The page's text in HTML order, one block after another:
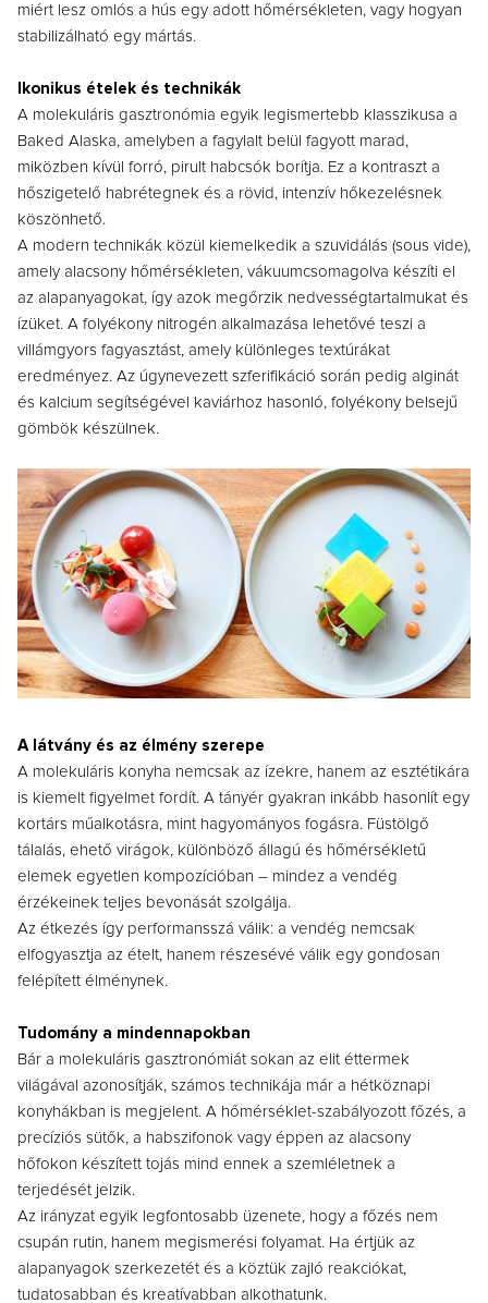
miért lesz omlós a hús egy adott hőmérsékleten, vagy hogyan
stabilizálható egy mártás.
Ikonikus ételek és technikák
A molekuláris gasztronómia egyik legismertebb klasszikusa a
Baked Alaska, amelyben a fagylalt belül fagyott marad,
miközben kívül forró, pirult habcsók borítja. Ez a kontraszt a
hőszigetelő habrétegnek és a rövid, intenzív hőkezelésnek
köszönhető.
A modern technikák közül kiemelkedik a szuvidálás (sous vide),
amely alacsony hőmérsékleten, vákuumcsomagolva készíti el
az alapanyagokat, így azok megőrzik nedvességtartalmukat és
ízüket. A folyékony nitrogén alkalmazása lehetővé teszi a
villámgyors fagyasztást, amely különleges textúrákat
eredményez. Az úgynevezett szferifikáció során pedig alginát
és kalcium segítségével kaviárhoz hasonló, folyékony belsejű
gömbök készülnek.
A látvány és az élmény szerepe
A molekuláris konyha nemcsak az ízekre, hanem az esztétikára
is kiemelt figyelmet fordít. A tányér gyakran inkább hasonlít egy
kortárs műalkotásra, mint hagyományos fogásra. Füstölgő
tálalás, ehető virágok, különböző állagú és hőmérsékletű
elemek egyetlen kompozícióban – mindez a vendég
érzékeinek teljes bevonását szolgálja.
Az étkezés így performansszá válik: a vendég nemcsak
elfogyasztja az ételt, hanem részesévé válik egy gondosan
felépített élménynek.
Tudomány a mindennapokban
Bár a molekuláris gasztronómiát sokan az elit éttermek
világával azonosítják, számos technikája már a hétköznapi
konyhákban is megjelent. A hőmérséklet-szabályozott főzés, a
precíziós sütők, a habszifonok vagy éppen az alacsony
hőfokon készített tojás mind ennek a szemléletnek a
terjedését jelzik.
Az irányzat egyik legfontosabb üzenete, hogy a főzés nem
csupán rutin, hanem megismerési folyamat. Ha értjük az
alapanyagok szerkezetét és a köztük zajló reakciókat,
tudatosabban és kreatívabban alkothatunk.